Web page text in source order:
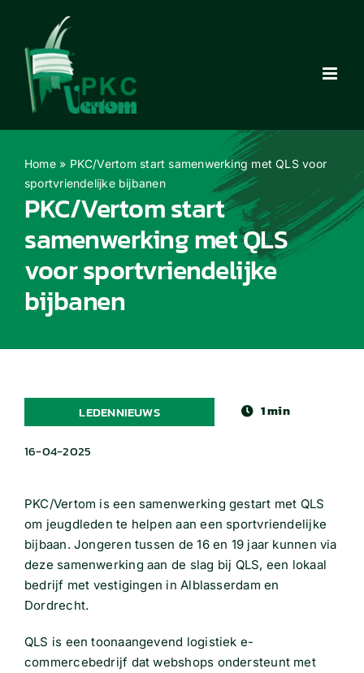
inhoud
Home» PKC/Vertom start samenwerking met QLS voor
sportvriendelijke bijbanen
PKC/Vertom start
samenwerking met QLS
voor sportvriendelijke
bijbanen
LEDENNIEUWS 1 min
16-04-2025
PKC/Vertom is een samenwerking gestart met QLS
om jeugdleden te helpen aan een sportvriendelijke
bijbaan. Jongeren tussen de 16 en 19 jaar kunnen via
deze samenwerking aan de slag bij QLS, een lokaal
bedrijf met vestigingen in Alblasserdam en
Dordrecht.
QLS is een toonaangevend logistiek e-
commercebedrijf dat webshops ondersteunt met